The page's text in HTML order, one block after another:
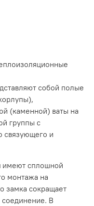
собой полые
(каменной) ваты на
группы с
связующего и
имеют сплошной
монтажа на
замка сокращает
соединение. В